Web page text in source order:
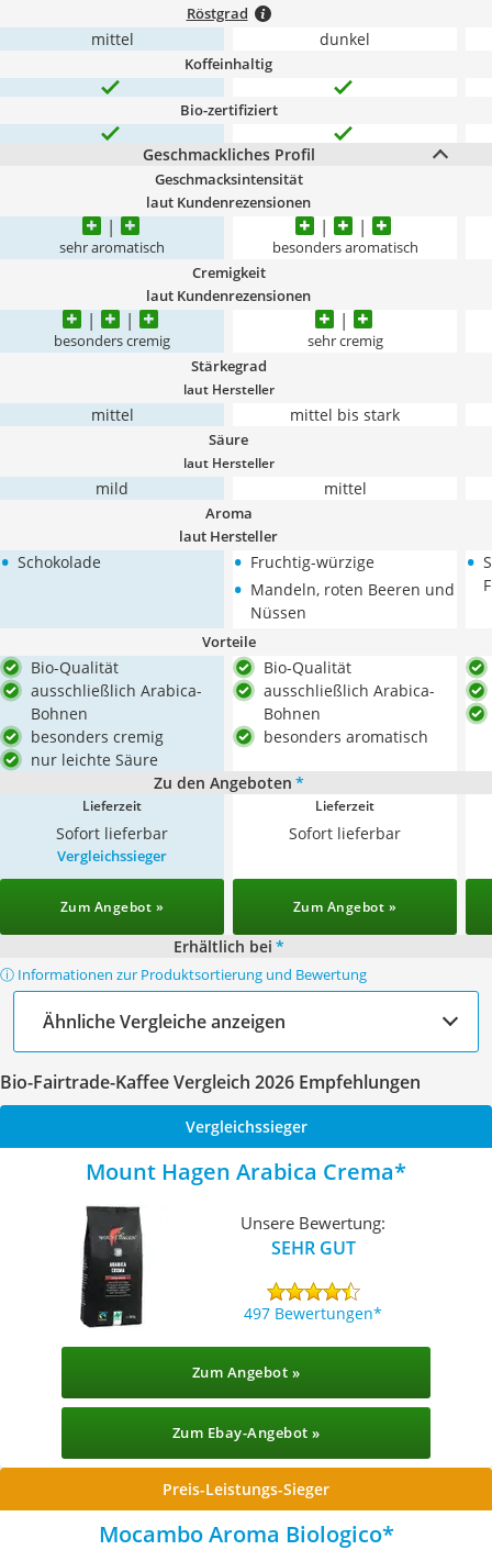
Röstgrad
mittel dunkel
Koffeinhaltig
Bio-zertifiziert
Geschmackliches Profil
Geschmacksintensität
laut Kundenrezensionen
sehr aromatisch besonders aromatisch
Cremigkeit
laut Kundenrezensionen
besonders cremig sehr cremig
Stärkegrad
laut Hersteller
mittel mittel bis stark
Säure
laut Hersteller
mild mittel
Aroma
laut Hersteller
• Schokolade • Fruchtig-würzige
• Mandeln, roten Beeren und
Nüssen
•
Vorteile
Bio-Qualität
ausschließlich Arabica-
Bohnen
besonders cremig
nur leichte Säure
Bio-Qualität
ausschließlich Arabica-
Bohnen
besonders aromatisch
Zu den Angeboten *
Lieferzeit
Sofort lieferbar
Lieferzeit
Sofort lieferbar
Vergleichssieger
Zum Angebot » Zum Angebot »
Erhältlich bei *
ⓘ Informationen zur Produktsortierung und Bewertung
Ähnliche Vergleiche anzeigen
Bio-Fairtrade-Kaffee Vergleich 2026 Empfehlungen
Vergleichssieger
Mount Hagen Arabica Crema
Unsere Bewertung:
SEHR GUT
497 Bewertungen
Zum Angebot »
Zum Ebay-Angebot »
Preis-Leistungs-Sieger
Mocambo Aroma Biologico